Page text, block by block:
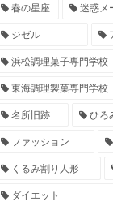
春の星座 迷惑メ
ジゼル
浜松調理菓子専門学校
東海調理製菓専門学校
名所旧跡 ひろ
ファッション
くるみ割り人形
ダイエット